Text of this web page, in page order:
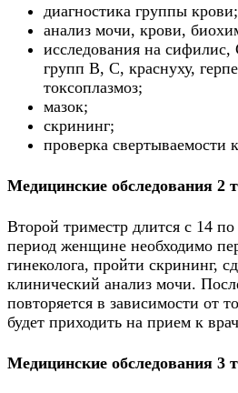
диагностика группы крови;
анализ мочи, крови,
исследования на
групп В, С, краснуху,
токсоплазмоз;
мазок;
скрининг;
проверка свертываемости
Медицинские обследования 2
Второй триместр длится с 14
период женщине необходимо
гинеколога, пройти скрининг,
клинический анализ мочи.
повторяется в зависимости от
будет приходить на прием к
Медицинские обследования 3